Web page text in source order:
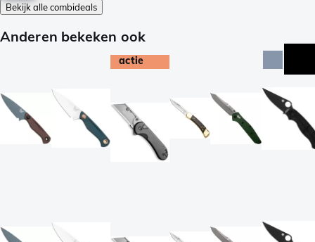
Bekijk alle combideals
Anderen bekeken ook
actie